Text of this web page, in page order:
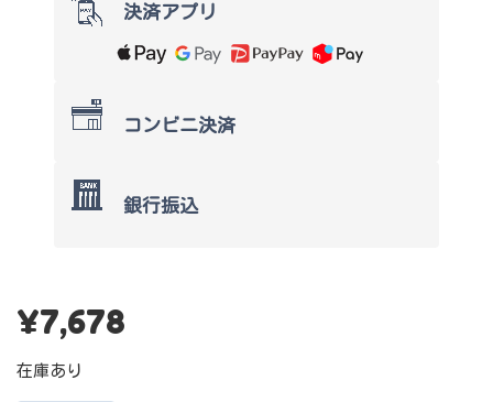
決済アプリ
コンビニ決済
銀行振込
¥7,678
在庫あり